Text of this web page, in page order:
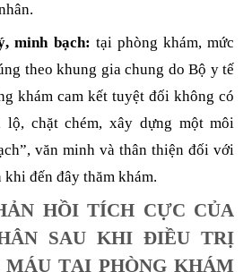
minh bạch: tại phòng khám, mức
theo khung gia chung do Bộ y tế
khám cam kết tuyệt đối không có
chặt chém, xây dựng một môi
văn minh và thân thiện đối với
khi đến đây thăm khám.
HỒI TÍCH CỰC CỦA
SAU KHI ĐIỀU TRỊ
TẠI PHÒNG KHÁM